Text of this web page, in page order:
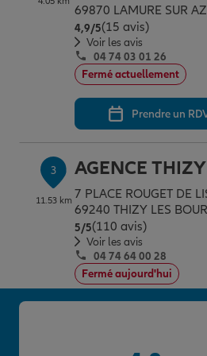
69870 LAMURE SUR
4,9/5Note de 4.9 sur 5
(15 avis)
Voir les avis
04 74 03 01 26
Fermé actuellement
Prendre un
3
11.53 km
AGENCE THIZY
7 PLACE ROUGET DE
69240 THIZY LES
5/5Note de 5 sur 5
(110 avis)
Voir les avis
04 74 64 00 28
Fermé aujourd'hui